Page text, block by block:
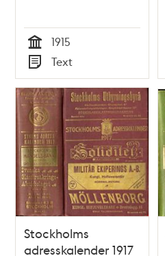
Tid
1915
Typ
Text
Stockholms
adresskalender 1917